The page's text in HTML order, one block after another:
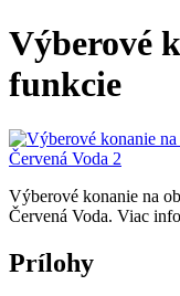
Výberové
funkcie
Výberové konanie na
Červená Voda. Viac
Prílohy